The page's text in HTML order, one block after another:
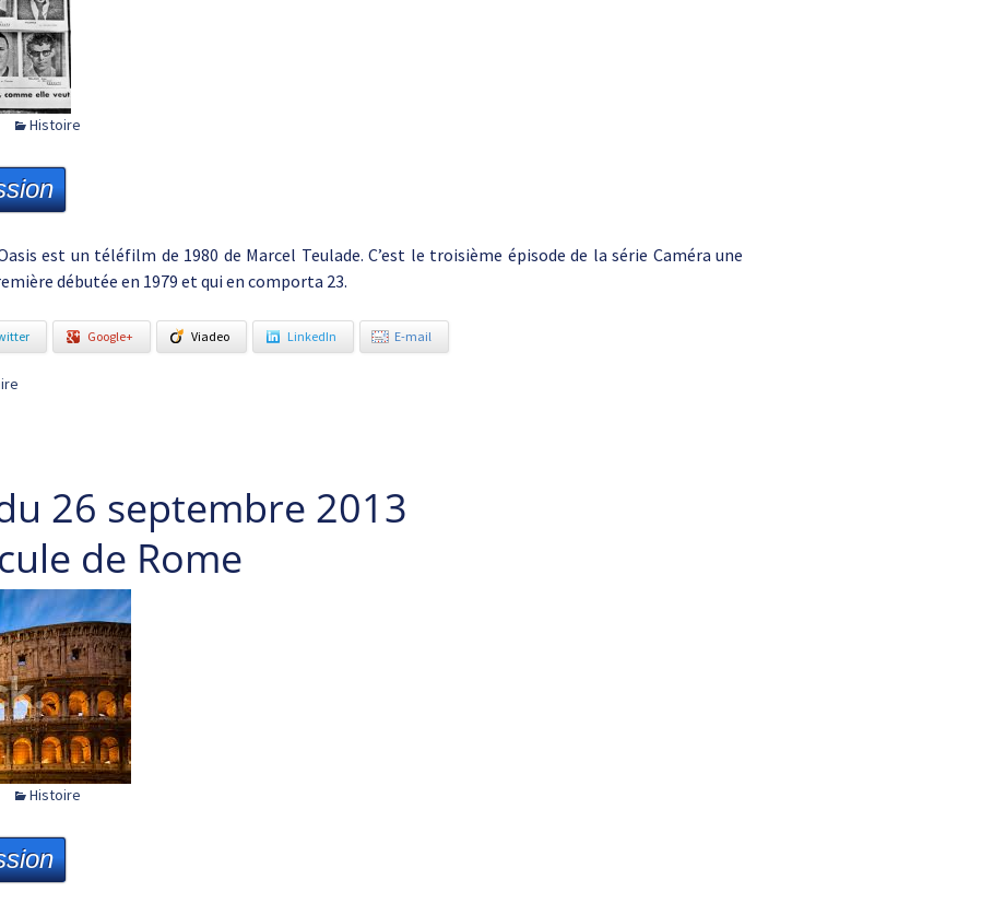
Histoire
est un téléfilm de 1980 de Marcel Teulade. C’est le troisième épisode de la série Caméra une
débutée en 1979 et qui en comporta 23.
Google+ Viadeo LinkedIn E-mail
26 septembre 2013
de Rome
Histoire